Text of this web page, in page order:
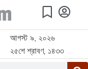
আগস্ট ৯, ২০২৬
২৫শে শ্রাবণ, ১৪৩৩